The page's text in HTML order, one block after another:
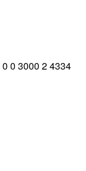
0 0 3000 24334